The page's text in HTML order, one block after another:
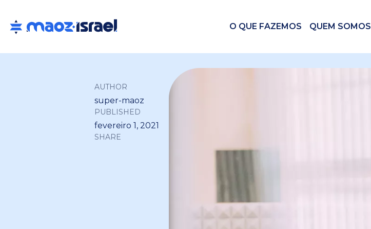
O QUE FAZEMOS QUEM SOMOS
AUTHOR
super-maoz
PUBLISHED
fevereiro 1, 2021
SHARE